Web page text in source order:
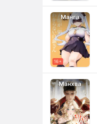
Манга
16+
Манхва